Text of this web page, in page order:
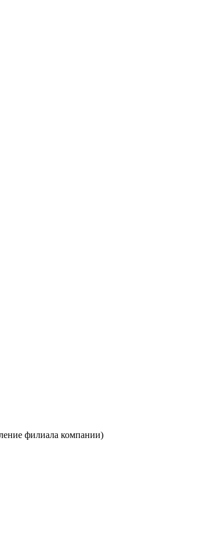
филиала компании)